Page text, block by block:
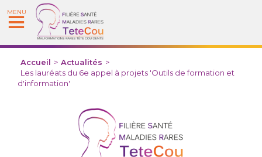
MENU
Accueil > Actualités >
Les lauréats du 6e appel à projets 'Outils de formation et
d'information'